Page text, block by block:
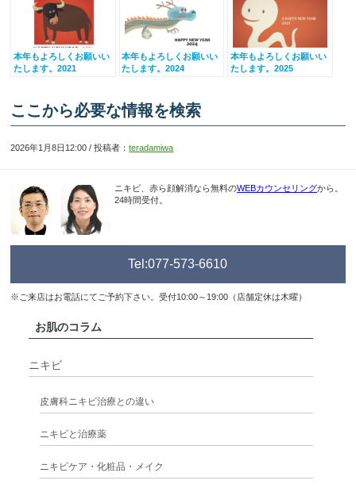
本年もよろしくお願いい
たします。2021
本年もよろしくお願いい
たします。2024
本年もよろしくお願いい
たします。2025
ここから必要な情報を検索
2026年1月8日12:00 / 投稿者：teradamiwa
ニキビ、赤ら顔解消なら無料のWEBカウンセリングから。
24時間受付。
Tel:077-573-6610
※ご来店はお電話にてご予約下さい。受付10:00～19:00（店舗定休は木曜）
お肌のコラム
ニキビ
皮膚科ニキビ治療との違い
ニキビと治療薬
ニキビケア・化粧品・メイク